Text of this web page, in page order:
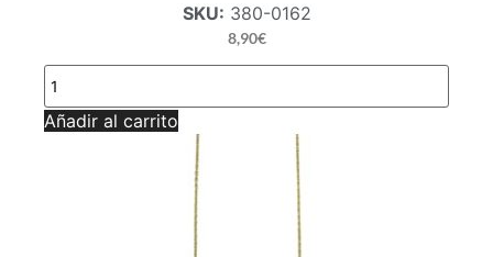
SKU: 380-0162
8,90€
GARGANTILLA
LUNA
CZ
AG
Añadir al carrito